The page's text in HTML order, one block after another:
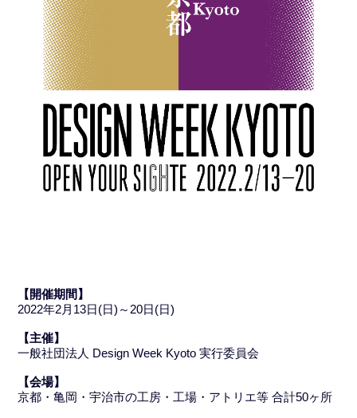
【開催期間】
2022年2月13日(日)～20日(日)
【主催】
一般社団法人 Design Week Kyoto 実行委員会
【会場】
京都・亀岡・宇治市の工房・工場・アトリエ等 合計50ヶ所